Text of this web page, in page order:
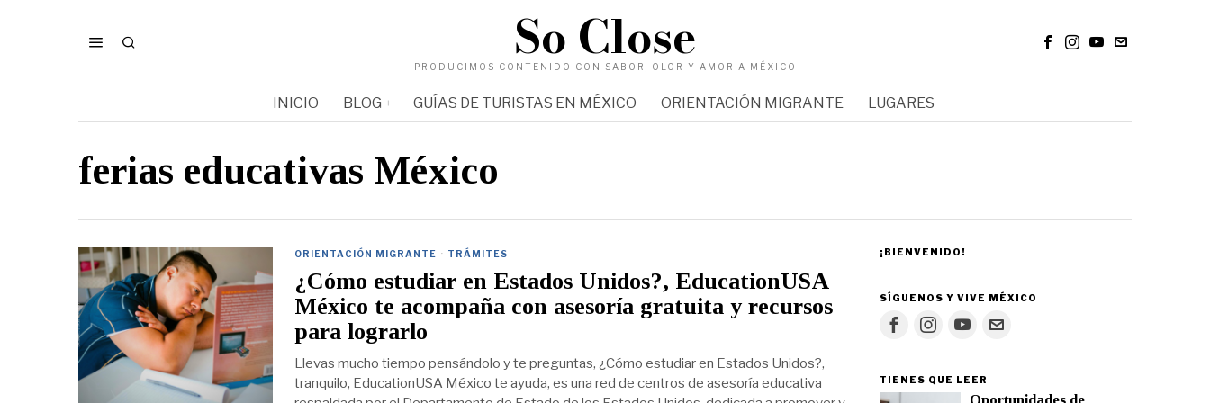
So Close
PRODUCIMOS CONTENIDO CON SABOR, OLOR Y AMOR A MÉXICO
INICIO BLOG GUÍAS DE TURISTAS EN MÉXICO ORIENTACIÓN MIGRANTE LUGARES
ferias educativas México
ORIENTACIÓN MIGRANTE · TRÁMITES
¿Cómo estudiar en Estados Unidos?, EducationUSA
México te acompaña con asesoría gratuita y recursos
para lograrlo
Llevas mucho tiempo pensándolo y te preguntas, ¿Cómo estudiar en Estados Unidos?,
tranquilo, EducationUSA México te ayuda, es una red de centros de asesoría educativa
¡BIENVENIDO!
SÍGUENOS Y VIVE MÉXICO
TIENES QUE LEER